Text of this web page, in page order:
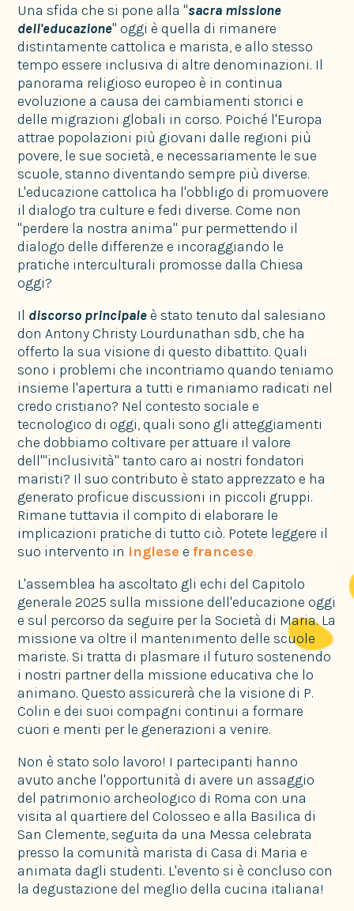
Una sfida che si pone alla "sacra missione
dell'educazione" oggi è quella di rimanere
distintamente cattolica e marista, e allo stesso
tempo essere inclusiva di altre denominazioni. Il
panorama religioso europeo è in continua
evoluzione a causa dei cambiamenti storici e
delle migrazioni globali in corso. Poiché l'Europa
attrae popolazioni più giovani dalle regioni più
povere, le sue società, e necessariamente le sue
scuole, stanno diventando sempre più diverse.
L'educazione cattolica ha l'obbligo di promuovere
il dialogo tra culture e fedi diverse. Come non
"perdere la nostra anima" pur permettendo il
dialogo delle differenze e incoraggiando le
pratiche interculturali promosse dalla Chiesa
oggi?
Il discorso principaleè stato tenuto dal salesiano
don Antony Christy Lourdunathan sdb, che ha
offerto la sua visione di questo dibattito. Quali
sono i problemi che incontriamo quando teniamo
insieme l'apertura a tutti e rimaniamo radicati nel
credo cristiano? Nel contesto sociale e
tecnologico di oggi, quali sono gli atteggiamenti
che dobbiamo coltivare per attuare il valore
dell'"inclusività" tanto caro ai nostri fondatori
maristi? Il suo contributo è stato apprezzato e ha
generato proficue discussioni in piccoli gruppi.
Rimane tuttavia il compito di elaborare le
implicazioni pratiche di tutto ciò. Potete leggere il
suo intervento in inglese efrancese.
L'assemblea ha ascoltato gli echi del Capitolo
generale 2025 sulla missione dell'educazione oggi
e sul percorso da seguire per la Società di Maria. La
missione va oltre il mantenimento delle scuole
mariste. Si tratta di plasmare il futuro sostenendo
i nostri partner della missione educativa che lo
animano. Questo assicurerà che la visione di P.
Colin e dei suoi compagni continui a formare
cuori e menti per le generazioni a venire.
Non è stato solo lavoro! I partecipanti hanno
avuto anche l'opportunità di avere un assaggio
del patrimonio archeologico di Roma con una
visita al quartiere del Colosseo e alla Basilica di
San Clemente, seguita da una Messa celebrata
presso la comunità marista di Casa di Maria e
animata dagli studenti. L'evento si è concluso con
la degustazione del meglio della cucina italiana!